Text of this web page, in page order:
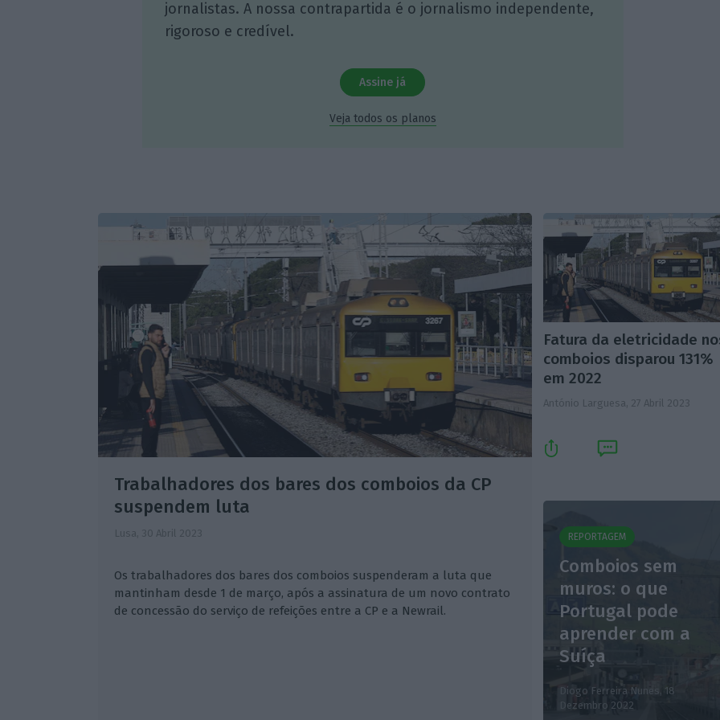
jornalistas. A nossa contrapartida é o jornalismo independente,
rigoroso e credível.
Assine já
Veja todos os planos
Trabalhadores dos bares dos comboios da CP
suspendem luta
Lusa, 30 Abril 2023
Os trabalhadores dos bares dos comboios suspenderam a luta que
mantinham desde 1 de março, após a assinatura de um novo contrato
de concessão do serviço de refeições entre a CP e a Newrail.
Fatura da eletricidade
comboios disparou 131%
em 2022
António Larguesa, 27 Abril 2023
REPORTAGEM
Comboios sem
muros: o que
Portugal pode
aprender com a
Suíça
Diogo Ferreira Nunes, 18
Dezembro 2022